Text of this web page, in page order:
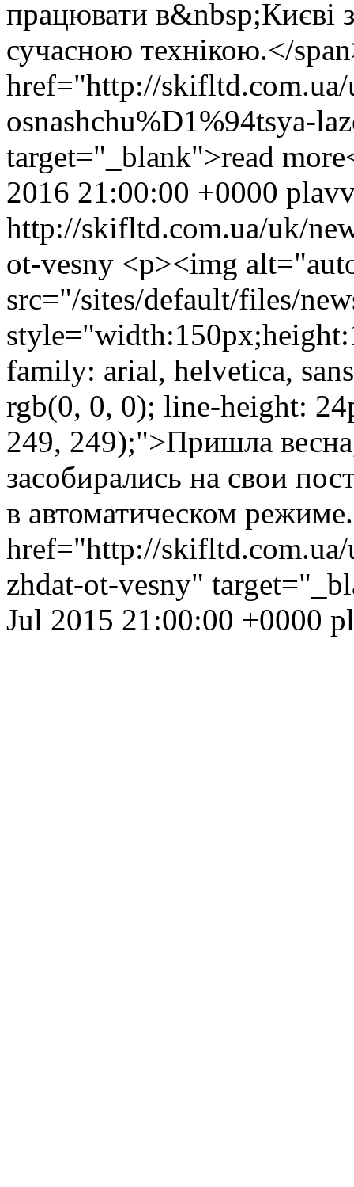
працювати в&nbsp;Києві
сучасною технікою.</
href="http://
osnashchu%D1%94tsya-
target="_blank">read
2016 21:00:00 +0000
http://skifltd.com.ua/uk/
ot-vesny <p><img
src="/sites/default/files/
family: arial, helvetica,
rgb(0, 0, 0); line-height:
249, 249);">Пришла
засобирались на свои
в автоматическом
href="http://
zhdat-ot-vesny"
Jul 2015 21:00:00 +0000